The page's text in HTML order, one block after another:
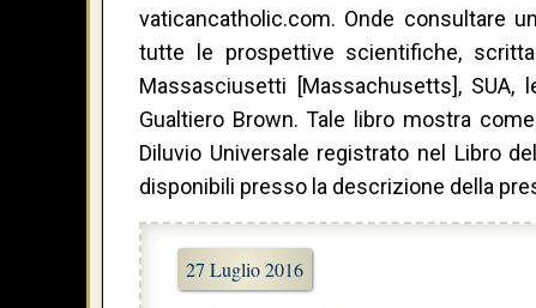
vaticancatholic.com. Onde consultare
tutte le prospettive scientifiche,
Massasciusetti [Massachusetts],
Gualtiero Brown. Tale libro mostra
Diluvio Universale registrato nel Libro
disponibili presso la descrizione della
27 Luglio 2016